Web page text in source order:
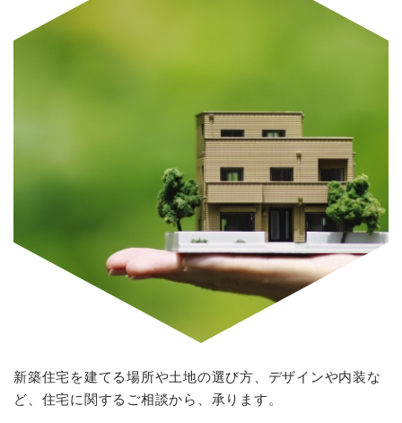
CONTACT
住宅相談やお見積もりはこちら
メールでの受付
お問い合わせ/資料請求
24時間受付中
お電話での受付
042-392-0123
新築住宅を建てる場所や土地の選び方、デザインや内装な
ど、住宅に関するご相談から、承ります。